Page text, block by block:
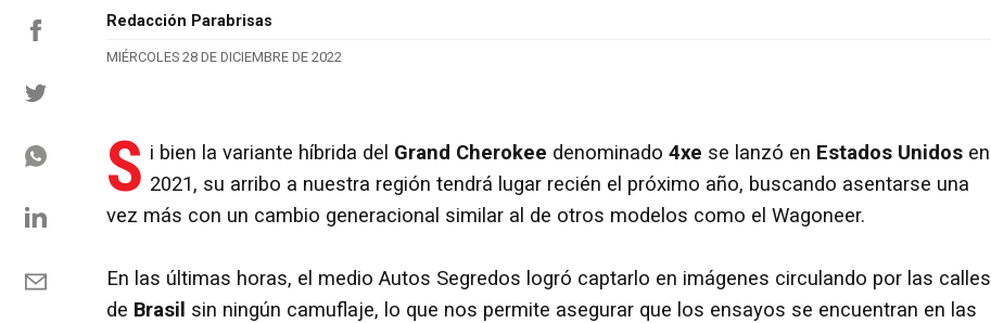
Redacción Parabrisas
MIÉRCOLES 28 DE DICIEMBRE DE 2022
S i bien la variante híbrida del Grand Cherokee denominado 4xe se lanzó en Estados Unidos en
2021, su arribo a nuestra región tendrá lugar recién el próximo año, buscando asentarse una
vez más con un cambio generacional similar al de otros modelos como el Wagoneer.
En las últimas horas, el medio Autos Segredos logró captarlo en imágenes circulando por las calles
de Brasil sin ningún camuflaje, lo que nos permite asegurar que los ensayos se encuentran en las